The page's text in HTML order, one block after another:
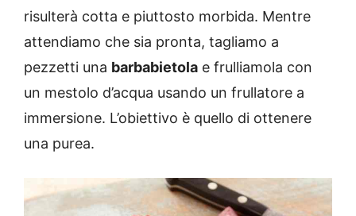
risulterà cotta e piuttosto morbida. Mentre
attendiamo che sia pronta, tagliamo a
pezzetti una barbabietola e frulliamola con
un mestolo d’acqua usando un frullatore a
immersione. L’obiettivo è quello di ottenere
una purea.